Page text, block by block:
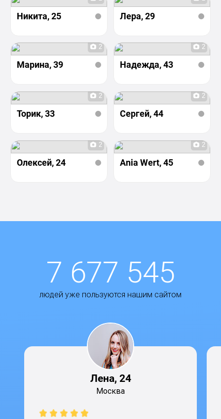
Никита, 25 Лера, 29
2
Марина, 39
2
Надежда, 43
2
Торик, 33
2
Сергей, 44
2
Олексей, 24
2
Ania Wert, 45
7 677 545
людей уже пользуются нашим сайтом
Лена, 24
Москва